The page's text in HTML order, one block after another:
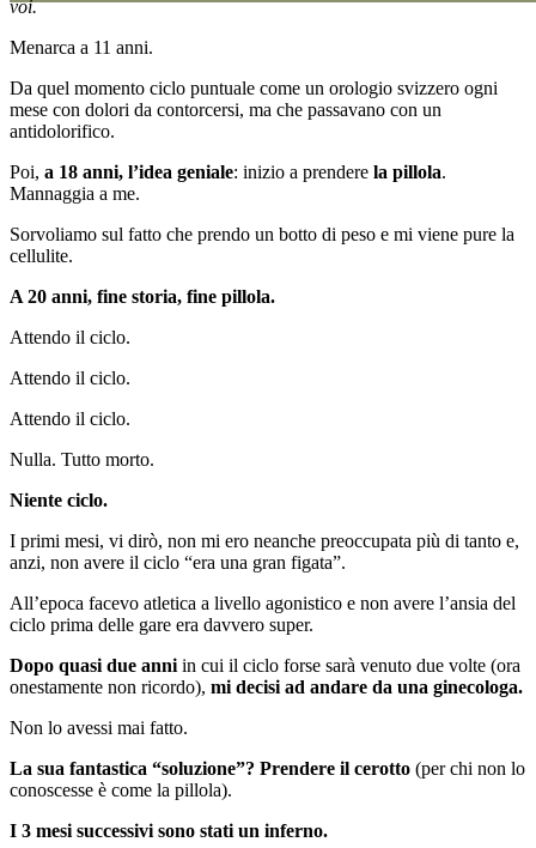
voi.
Menarca a 11 anni.
Da quel momento ciclo puntuale come un orologio svizzero ogni
mese con dolori da contorcersi, ma che passavano con un
antidolorifico.
Poi, a 18 anni, l’idea geniale: inizio a prendere la pillola.
Mannaggia a me.
Sorvoliamo sul fatto che prendo un botto di peso e mi viene pure la
cellulite.
A 20 anni, fine storia, fine pillola.
Attendo il ciclo.
Attendo il ciclo.
Attendo il ciclo.
Nulla. Tutto morto.
Niente ciclo.
I primi mesi, vi dirò, non mi ero neanche preoccupata più di tanto e,
anzi, non avere il ciclo “era una gran figata”.
All’epoca facevo atletica a livello agonistico e non avere l’ansia del
ciclo prima delle gare era davvero super.
Dopo quasi due anni in cui il ciclo forse sarà venuto due volte (ora
onestamente non ricordo), mi decisi ad andare da una ginecologa.
Non lo avessi mai fatto.
La sua fantastica “soluzione”? Prendere il cerotto (per chi non lo
conoscesse è come la pillola).
I 3 mesi successivi sono stati un inferno.